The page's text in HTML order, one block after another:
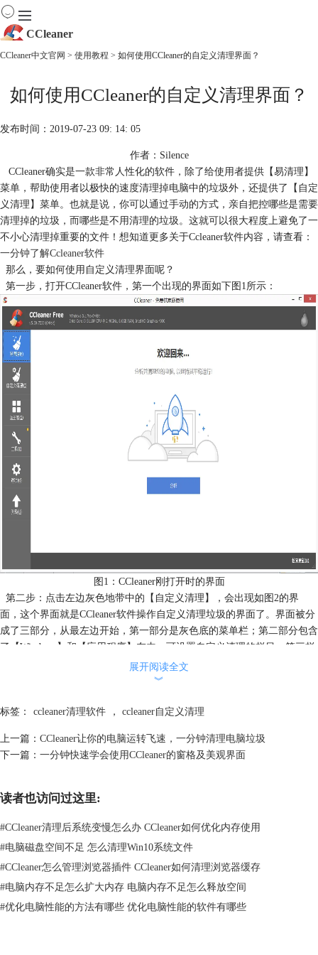
CCleaner
产品
服务
CCleaner中文官网 > 使用教程 > 如何使用CCleaner的自定义清理界面？
如何使用CCleaner的自定义清理界面？
发布时间：2019-07-23 09: 14: 05
作者：Silence
CCleaner确实是一款非常人性化的软件，除了给使用者提供【易清理】
菜单，帮助使用者以极快的速度清理掉电脑中的垃圾外，还提供了【自定
义清理】菜单。也就是说，你可以通过手动的方式，亲自把控哪些是需要
清理掉的垃圾，而哪些是不用清理的垃圾。这就可以很大程度上避免了一
不小心清理掉重要的文件！想知道更多关于Ccleaner软件内容，请查看：
一分钟了解Ccleaner软件
那么，要如何使用自定义清理界面呢？
第一步，打开CCleaner软件，第一个出现的界面如下图1所示：
图1：CCleaner刚打开时的界面
第二步：点击左边灰色地带中的【自定义清理】，会出现如图2的界
面，这个界面就是CCleaner软件操作自定义清理垃圾的界面了。界面被分
成了三部分，从最左边开始，第一部分是灰色底的菜单栏；第二部分包含
了【Windows】和【应用程序】在内，可设置自定义清理的栏目；第三栏
显示“设置您喜欢的清理作为主屏幕”，对下有一栏小字提示如何操作。可
以说，界面十分简洁，对于电脑小白来说，要操作这样一款软件是轻而易
展开阅读全文
︾
标签： ccleaner清理软件 ， ccleaner自定义清理
上一篇： CCleaner让你的电脑运转飞速，一分钟清理电脑垃圾
下一篇： 一分钟快速学会使用CCleaner的窗格及美观界面
读者也访问过这里:
#CCleaner清理后系统变慢怎么办 CCleaner如何优化内存使用
#电脑磁盘空间不足 怎么清理Win10系统文件
#CCleaner怎么管理浏览器插件 CCleaner如何清理浏览器缓存
#电脑内存不足怎么扩大内存 电脑内存不足怎么释放空间
#优化电脑性能的方法有哪些 优化电脑性能的软件有哪些